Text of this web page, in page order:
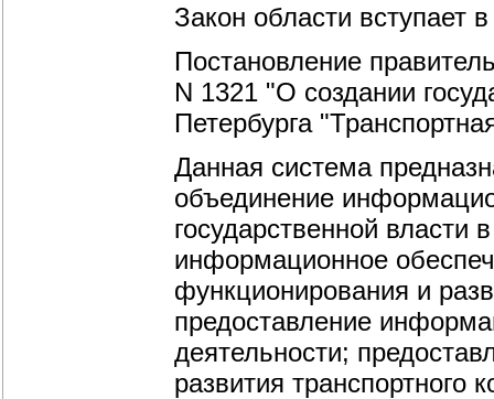
Закон области вступает
Постановление
N 1321 "О создании
Петербурга
Данная система
объединение
государственной власти
информационное
функционирования и
предоставление
деятельности;
развития транспортного